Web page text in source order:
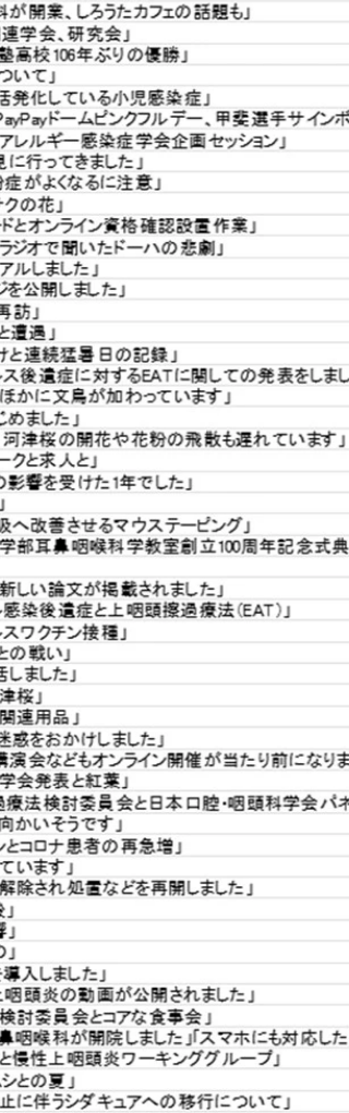
えたからでしょうか。 新型コロナの頃もそうで
たが、ひとつの感染症が流行すると他の感染症が
抑えられるような気がします。 とくに今月から
すべての健康保険証の有効期限が切れて、原則マ
イナ保険証または資格確認書での受付となりまし
たが、そんなことも影響したのでしょうか。 年
に向けて徐々に患者さんが増えるのに、今年はむ
しろ受診控えがあったような気がします。 当院
はこうした医療DXの流れに遅れないよう、比較
早期からマイナ保険証での受付ができるようにし
たり、スマホに登録したマイナ保険証でも対応で
きるようリーダーも早期に設置しました。 電子
方箋への対応も済んでいますが、実際に電子処方
箋を